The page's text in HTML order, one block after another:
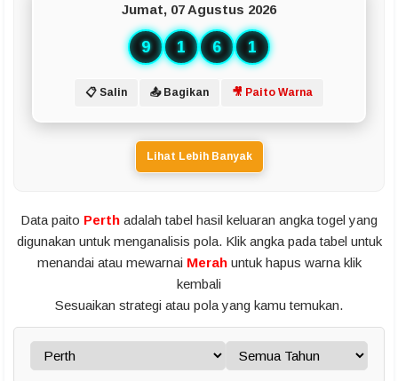
Jumat, 07 Agustus 2026
9 1 6 1
📋 Salin 📤 Bagikan 🎥 Paito Warna
Lihat Lebih Banyak
Data paito Perth adalah tabel hasil keluaran angka togel yang
digunakan untuk menganalisis pola. Klik angka pada tabel untuk
menandai atau mewarnai Merahuntuk hapus warna klik
kembali
Sesuaikan strategi atau pola yang kamu temukan.